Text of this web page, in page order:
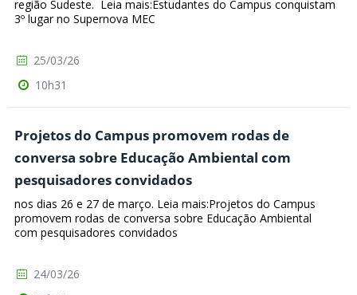
região Sudeste. Leia mais:Estudantes do Campus conquistam
3º lugar no Supernova MEC
25/03/26
10h31
Projetos do Campus promovem rodas de
conversa sobre Educação Ambiental com
pesquisadores convidados
nos dias 26 e 27 de março. Leia mais:Projetos do Campus
promovem rodas de conversa sobre Educação Ambiental
com pesquisadores convidados
24/03/26